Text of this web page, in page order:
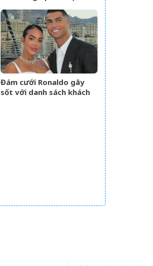
&amp;apos;nổi da
gà&amp;apos; trong nồi
Đám cưới Ronaldo gây
sốt với danh sách khách